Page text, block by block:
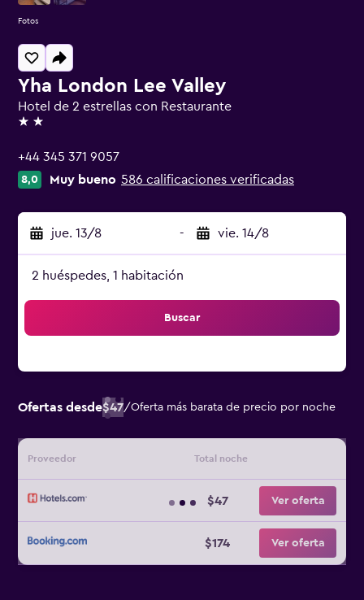
Yha London Lee Valley
Hotel de 2 estrellas con Restaurante
2 estrellas
+44 345 371 9057
8,0 Muy bueno 586 calificaciones verificadas
jue. 13/8 - vie. 14/8
2 huéspedes, 1 habitación
Buscar
Ofertas desde$47/Oferta más barata de precio por noche
Proveedor Total noche
$47 Ver oferta
$174 Ver oferta
Fotos